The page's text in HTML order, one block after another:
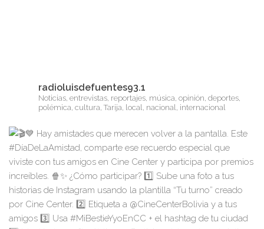
radioluisdefuentes93.1
Noticias, entrevistas, reportajes, música, opinión, deportes,
polémica, cultura, Tarija, local, nacional, internacional